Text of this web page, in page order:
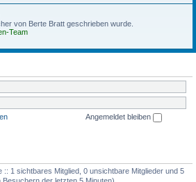
von Berte Bratt geschrieben wurde.
Team
Angemeldet bleiben
:: 1 sichtbares Mitglied, 0 unsichtbare Mitglieder und 5